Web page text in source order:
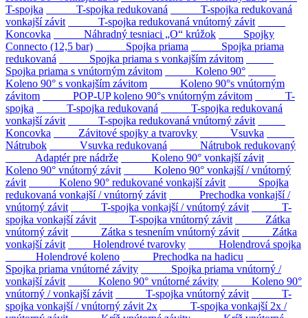
T-spojka
T-spojka redukovaná
T-spojka redukovaná
vonkajší závit
T-spojka redukovaná vnútorný závit
Koncovka
Náhradný tesniaci „O“ krúžok
Spojky
Connecto (12,5 bar)
Spojka priama
Spojka priama
redukovaná
Spojka priama s vonkajším závitom
Spojka priama s vnútorným závitom
Koleno 90°
Koleno 90° s vonkajším závitom
Koleno 90°s vnútorným
závitom
POP-UP koleno 90°s vnútorným závitom
T-
spojka
T-spojka redukovaná
T-spojka redukovaná
vonkajší závit
T-spojka redukovaná vnútorný závit
Koncovka
Závitové spojky a tvarovky
Vsuvka
Nátrubok
Vsuvka redukovaná
Nátrubok redukovaný
Adaptér pre nádrže
Koleno 90° vonkajší závit
Koleno 90° vnútorný závit
Koleno 90° vonkajší / vnútorný
závit
Koleno 90° redukované vonkajší závit
Spojka
redukovaná vonkajší / vnútorný závit
Prechodka vonkajší /
vnútorný závit
T-spojka vonkajší / vnútorný závit
T-
spojka vonkajší závit
T-spojka vnútorný závit
Zátka
vnútorný závit
Zátka s tesnením vnútorný závit
Zátka
vonkajší závit
Holendrové tvarovky
Holendrová spojka
Holendrové koleno
Prechodka na hadicu
Spojka priama vnútorné závity
Spojka priama vnútorný /
vonkajší závit
Koleno 90° vnútorné závity
Koleno 90°
vnútorný / vonkajší závit
T-spojka vnútorný závit
T-
spojka vonkajší / vnútorný závit 2x
T-spojka vonkajší 2x /